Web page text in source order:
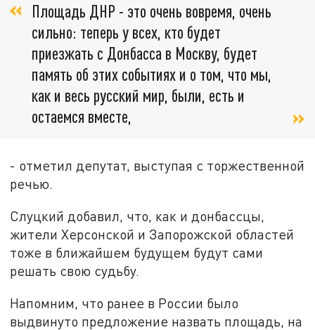
Площадь ДНР - это очень вовремя, очень
сильно: теперь у всех, кто будет
приезжать с Донбасса в Москву, будет
память об этих событиях и о том, что мы,
как и весь русский мир, были, есть и
остаемся вместе,
- отметил депутат, выступая с торжественной
речью.
Слуцкий добавил, что, как и донбассцы,
жители Херсонской и Запорожской областей
тоже в ближайшем будущем будут сами
решать свою судьбу.
Напомним, что ранее в России было
выдвинуто предложение назвать площадь, на